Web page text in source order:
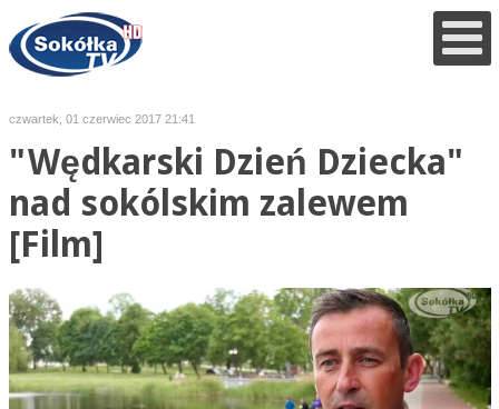
czwartek, 01 czerwiec 2017 21:41
"Wędkarski Dzień Dziecka"
nad sokólskim zalewem
[Film]